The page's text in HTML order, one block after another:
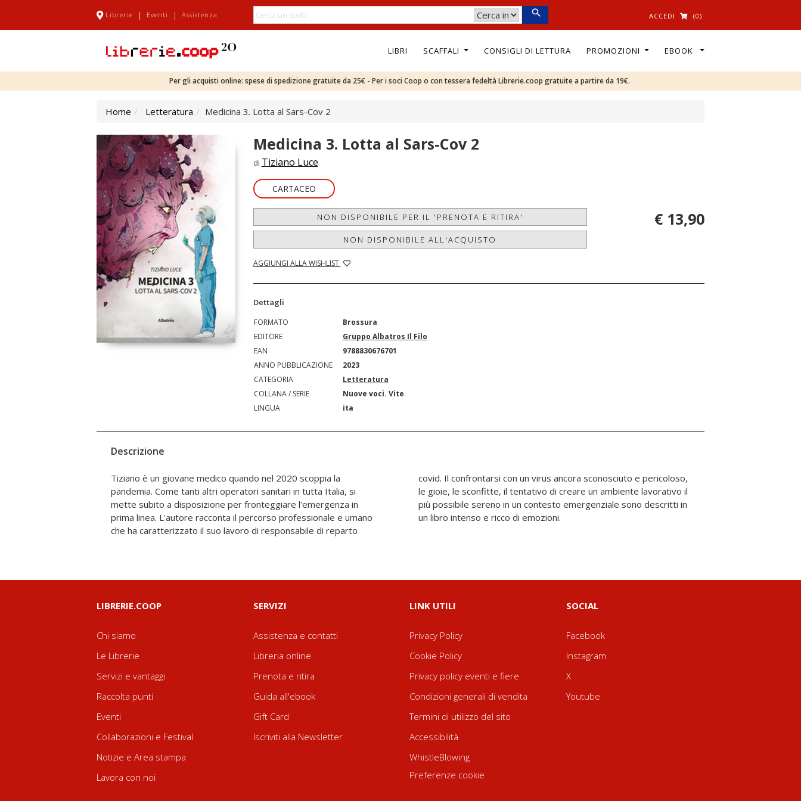
Librerie | Eventi | Assistenza ACCEDI (0)
LIBRI SCAFFALI CONSIGLI DI LETTURA PROMOZIONI EBOOK
Per gli acquisti online: spese di spedizione gratuite da 25€ - Per i soci Coop o con tessera fedeltà Librerie.coop gratuite a partire da 19€.
Home Letteratura Medicina 3. Lotta al Sars-Cov 2
Medicina 3. Lotta al Sars-Cov 2
di Tiziano Luce
CARTACEO
NON DISPONIBILE PER IL 'PRENOTA E RITIRA'
NON DISPONIBILE ALL'ACQUISTO
AGGIUNGI ALLA WISHLIST
€ 13,90
Dettagli
FORMATO
Brossura
EDITORE
Gruppo Albatros Il Filo
EAN
9788830676701
ANNO PUBBLICAZIONE
2023
CATEGORIA
Letteratura
COLLANA / SERIE
Nuove voci. Vite
LINGUA
ita
Descrizione
Tiziano è un giovane medico quando nel 2020 scoppia la
pandemia. Come tanti altri operatori sanitari in tutta Italia, si
mette subito a disposizione per fronteggiare l'emergenza in
prima linea. L'autore racconta il percorso professionale e umano
che ha caratterizzato il suo lavoro di responsabile di reparto
covid. Il confrontarsi con un virus ancora sconosciuto e pericoloso,
le gioie, le sconfitte, il tentativo di creare un ambiente lavorativo il
più possibile sereno in un contesto emergenziale sono descritti in
un libro intenso e ricco di emozioni.
LIBRERIE.COOP
Chi siamo
Le Librerie
Servizi e vantaggi
Raccolta punti
Eventi
Collaborazioni e Festival
Notizie e Area stampa
Lavora con noi
SERVIZI
Assistenza e contatti
Libreria online
Prenota e ritira
Guida all'ebook
Gift Card
Iscriviti alla Newsletter
LINK UTILI
Privacy Policy
Cookie Policy
Privacy policy eventi e fiere
Condizioni generali di vendita
Termini di utilizzo del sito
Accessibilità
WhistleBlowing
Preferenze cookie
SOCIAL
Facebook
Instagram
X
Youtube